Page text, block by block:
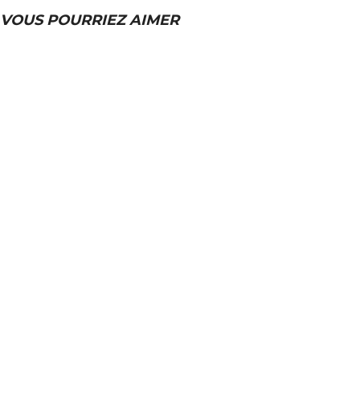
VOUS POURRIEZ AIMER